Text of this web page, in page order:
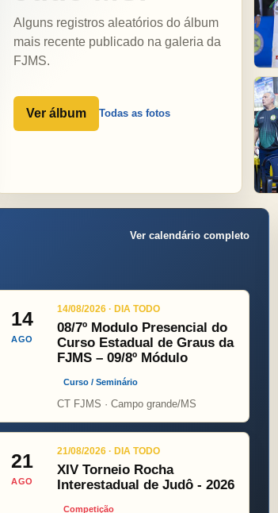
Alguns registros aleatórios do álbum
mais recente publicado na galeria da
FJMS.
Ver álbum Todas as fotos
Ver calendário completo
14
AGO
14/08/2026 · DIA TODO
08/7º Modulo Presencial do
Curso Estadual de Graus da
FJMS – 09/8º Módulo
Curso / Seminário
CT FJMS · Campo grande/MS
21
AGO
21/08/2026 · DIA TODO
XIV Torneio Rocha
Interestadual de Judô - 2026
Competição
Top Fight ONÇA PINT PSOPJ